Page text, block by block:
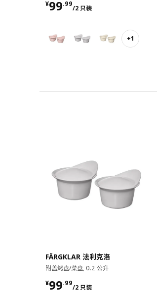
¥99.99
/2 只装
¥ 99.99/2 只装
+1
FÄRGKLAR 法利克洛
附盖烤盘/菜盘, 0.2 公升
¥99.99
/2 只装
¥ 99.99/2 只装